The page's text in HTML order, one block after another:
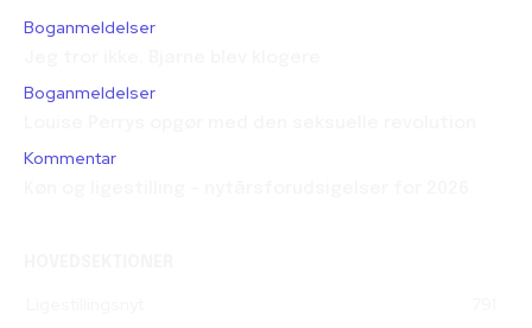
Boganmeldelser
Boganmeldelser
Kommentar